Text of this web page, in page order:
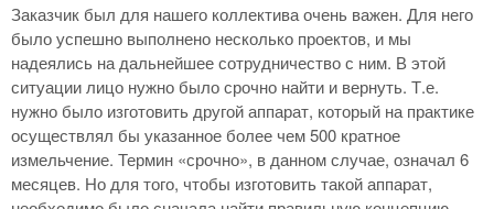
Заказчик был для нашего коллектива очень важен. Для него
было успешно выполнено несколько проектов, и мы
надеялись на дальнейшее сотрудничество с ним. В этой
ситуации лицо нужно было срочно найти и вернуть. Т.е.
нужно было изготовить другой аппарат, который на практике
осуществлял бы указанное более чем 500 кратное
измельчение. Термин «срочно», в данном случае, означал 6
месяцев. Но для того, чтобы изготовить такой аппарат,